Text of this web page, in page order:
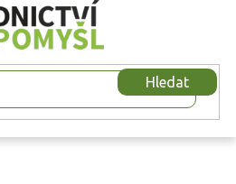
Hledat